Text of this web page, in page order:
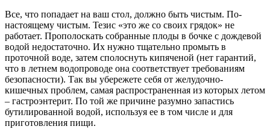
Все, что попадает на ваш стол, должно быть чистым. По-
настоящему чистым. Тезис «это же со своих грядок» не
работает. Прополоскать собранные плоды в бочке с дождевой
водой недостаточно. Их нужно тщательно промыть в
проточной воде, затем сполоснуть кипяченой (нет гарантий,
что в летнем водопроводе она соответствует требованиям
безопасности). Так вы убережете себя от желудочно-
кишечных проблем, самая распространенная из которых летом
– гастроэнтерит. По той же причине разумно запастись
бутилированной водой, используя ее в том числе и для
приготовления пищи.